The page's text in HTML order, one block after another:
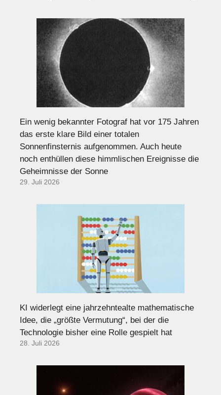
Ein wenig bekannter Fotograf hat vor 175 Jahren
das erste klare Bild einer totalen
Sonnenfinsternis aufgenommen. Auch heute
noch enthüllen diese himmlischen Ereignisse die
Geheimnisse der Sonne
29. Juli 2026
KI widerlegt eine jahrzehntealte mathematische
Idee, die „größte Vermutung“, bei der die
Technologie bisher eine Rolle gespielt hat
28. Juli 2026